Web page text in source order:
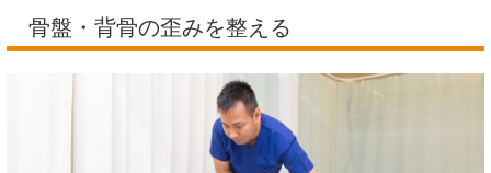
強く押したり、音を鳴らすような衝撃の強い手技は一切行い
ません。初めての方もどうぞご安心ください。